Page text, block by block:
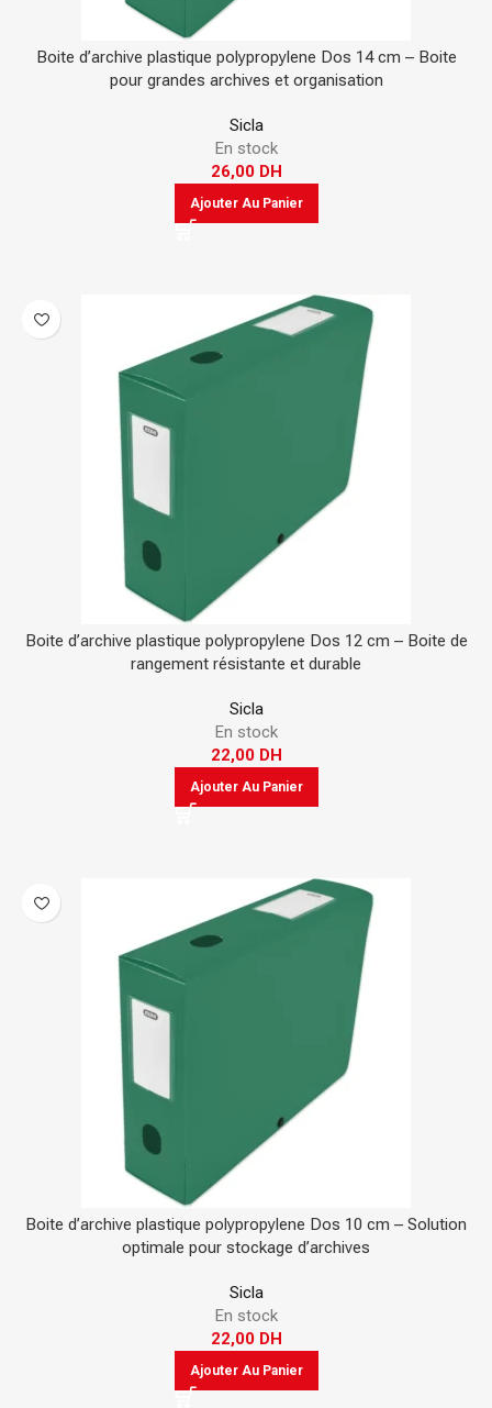
Boite d’archive plastique polypropylene Dos 14 cm – Boite
pour grandes archives et organisation
Sicla
En stock
26,00 DH
Ajouter Au Panier
Boite d’archive plastique polypropylene Dos 12 cm – Boite de
rangement résistante et durable
Sicla
En stock
22,00 DH
Ajouter Au Panier
Boite d’archive plastique polypropylene Dos 10 cm – Solution
optimale pour stockage d’archives
Sicla
En stock
22,00 DH
Ajouter Au Panier